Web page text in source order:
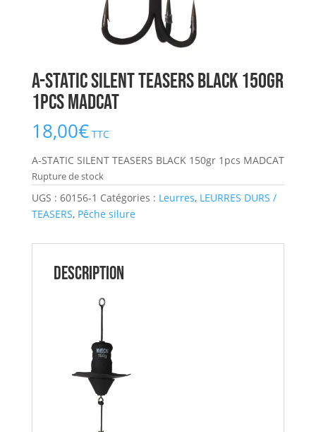
A-STATIC SILENT TEASERS BLACK 150gr
1pcs MADCAT
18,00€ TTC
A-STATIC SILENT TEASERS BLACK 150gr 1pcs MADCAT
Rupture de stock
UGS : 60156-1 Catégories : Leurres, LEURRES DURS /
TEASERS, Pêche silure
Description